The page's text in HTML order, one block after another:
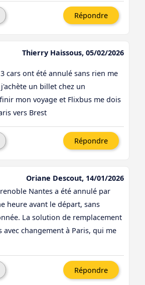
Répondre
Thierry Haissous, 05/02/2026
cars ont été annulé sans rien me
un billet chez un
mon voyage et Flixbus me dois
vers Brest
Répondre
Oriane Descout, 14/01/2026
Nantes a été annulé par
heure avant le départ, sans
La solution de remplacement
changement à Paris, qui me
Répondre